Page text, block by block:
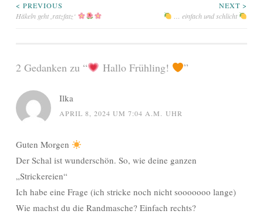
Beitragsnavigation
< PREVIOUS
Häkeln geht ,ratzfatz‘
NEXT >
… einfach und schlicht
2 Gedanken zu “ Hallo Frühling! ”
Ilka
APRIL 8, 2024 UM 7:04 A.M. UHR
Guten Morgen
Der Schal ist wunderschön. So, wie deine ganzen
„Strickereien“
Ich habe eine Frage (ich stricke noch nicht sooooooo lange)
Wie machst du die Randmasche? Einfach rechts?